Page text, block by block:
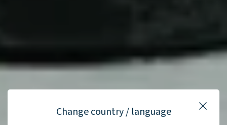
Change country / language